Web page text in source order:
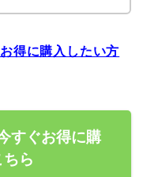
得に購入したい方
すぐお得に購
ら